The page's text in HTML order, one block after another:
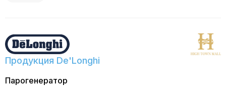
Продукция De'Longhi
Парогенератор